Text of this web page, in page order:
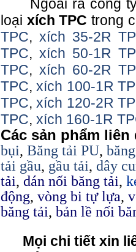
Ngoài ra công
loại xích TPC trong
TPC,xích 35-2R
TPC,xích 50-1R
TPC,xích 60-2R
TPC,xích 100-1R
TPC,xích 120-2R
TPC, xích 160-1R
Các sản phẩm liên
bụi, Băng tải PU,
tải gầu, gầu tải, dây
tải, dán nối băng tải,
động, vòng bi tự lựa,
băng tải, bản lề nối
Mọi chi tiết xin